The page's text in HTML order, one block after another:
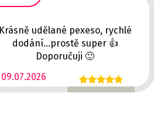
09.07.2026
Krásně udělané pexeso, rychlé
dodání...prostě super 👍
Doporučuji 🙂